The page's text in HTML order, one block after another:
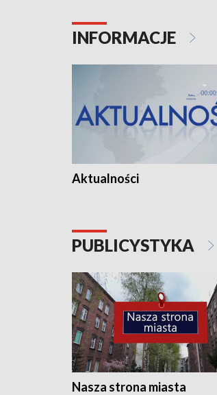
INFORMACJE
Aktualności
PUBLICYSTYKA
Nasza strona miasta